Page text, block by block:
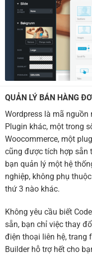
QUẢN LÝ BÁN HÀNG
Wordpress là mã
Plugin khác, một trong
Woocommerce, một
cũng được tích hợp sẵn
bạn quản lý một hệ
nghiệp, không phụ
thứ 3 nào khác.
Không yêu cầu biết
sẵn, bạn chỉ việc thay
điện thoại liên hệ, trang
Builder hỗ trợ hết cho